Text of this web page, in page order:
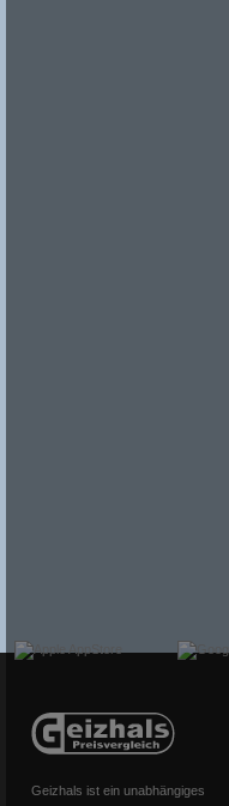
Geizhals ist ein unabhängiges